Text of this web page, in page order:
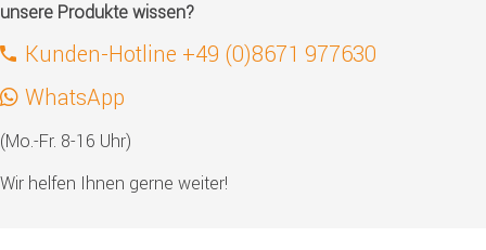
unsere Produkte wissen?
Kunden-Hotline +49 (0)8671 977630
WhatsApp
(Mo.-Fr. 8-16 Uhr)
Wir helfen Ihnen gerne weiter!